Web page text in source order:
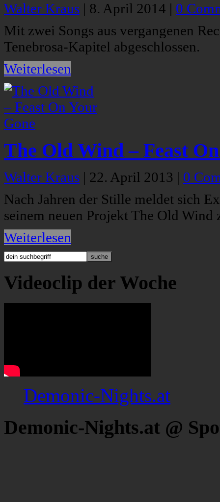
Walter Kraus | 8. April 2014 | 0
Mit zwei Songs aus vergangenen
Tenebrosa-Kapitel abgeschlossen.
Weiterlesen
The Old Wind – Feast
Walter Kraus | 22. April 2013 | 0
Nach Jahren der Stille meldet sich
seinem neuen Projekt The Old Wind
Weiterlesen
Videoclip der Woche
Demonic-Nights.at
Demonic-Nights.at @